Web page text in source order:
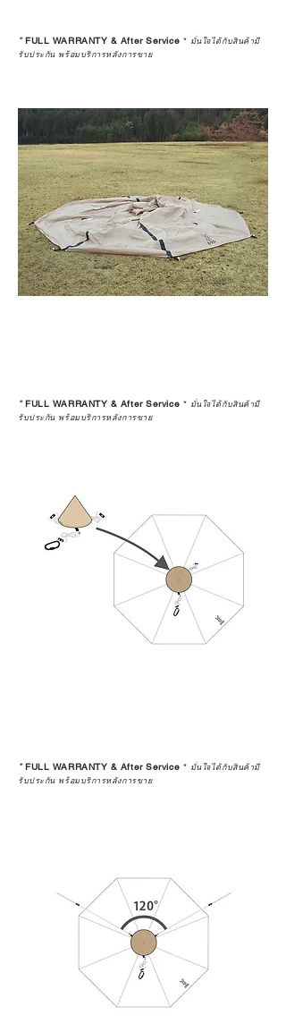
*FULL WARRANTY & After Service * มั่นใจได้กับสินค้ามี
รับประกัน พร้อมบริการหลังการขาย
*FULL WARRANTY & After Service * มั่นใจได้กับสินค้ามี
รับประกัน พร้อมบริการหลังการขาย
*FULL WARRANTY & After Service * มั่นใจได้กับสินค้ามี
รับประกัน พร้อมบริการหลังการขาย